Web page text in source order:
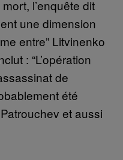
l’enquête dit
une dimension
entre” Litvinenko
: “L’opération
de
été
et aussi